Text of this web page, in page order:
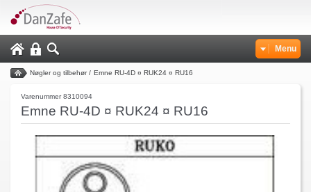
Menu
Nøgler og tilbehør/ Emne RU-4D ¤ RUK24 ¤ RU16
Varenummer 8310094
Emne RU-4D ¤ RUK24 ¤ RU16